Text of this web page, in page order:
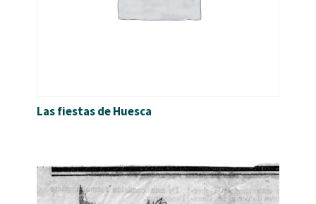
Las fiestas de Huesca